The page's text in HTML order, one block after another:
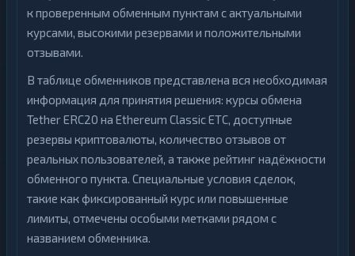
к проверенным обменным пунктам с актуальными
курсами, высокими резервами и положительными
отзывами.
В таблице обменников представлена вся необходимая
информация для принятия решения: курсы обмена
Tether ERC20 на Ethereum Classic ETC, доступные
резервы криптовалюты, количество отзывов от
реальных пользователей, а также рейтинг надёжности
обменного пункта. Специальные условия сделок,
такие как фиксированный курс или повышенные
лимиты, отмечены особыми метками рядом с
названием обменника.